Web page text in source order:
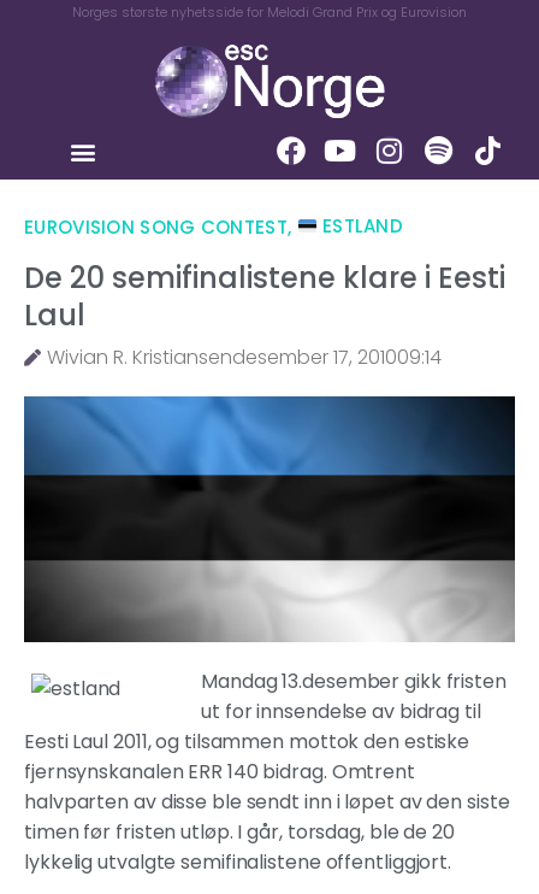
Norges største nyhetsside for Melodi Grand Prix og Eurovision
EUROVISION SONG CONTEST, ESTLAND
De 20 semifinalistene klare i Eesti
Laul
Wivian R. Kristiansendesember 17, 201009:14
Mandag 13.desember gikk fristen
ut for innsendelse av bidrag til
Eesti Laul 2011, og tilsammen mottok den estiske
fjernsynskanalen ERR 140 bidrag. Omtrent
halvparten av disse ble sendt inn i løpet av den siste
timen før fristen utløp. I går, torsdag, ble de 20
lykkelig utvalgte semifinalistene offentliggjort.